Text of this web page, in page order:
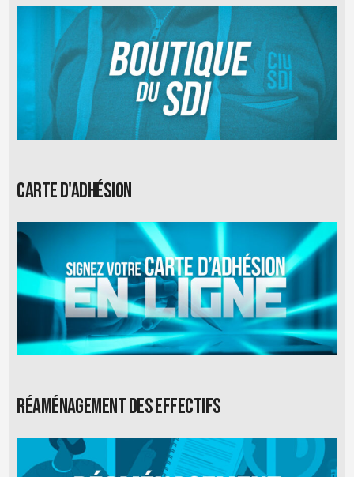
Carte d'adhésion
Réaménagement des effectifs